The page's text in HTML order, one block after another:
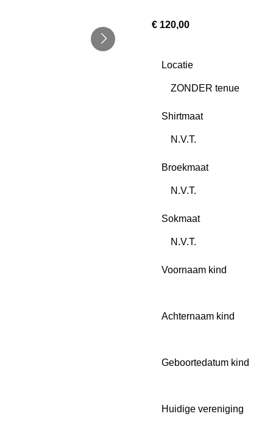
€ 120,00
Locatie
Shirtmaat
Broekmaat
Sokmaat
Voornaam kind
Achternaam kind
Geboortedatum kind
Huidige vereniging